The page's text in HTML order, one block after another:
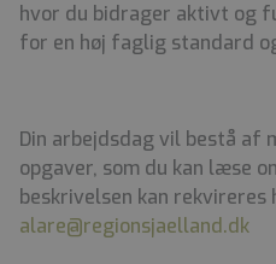
hvor du bidrager aktivt og
for en høj faglig standard
Din arbejdsdag vil bestå af
opgaver, som du kan læse
beskrivelsen kan rekvireres
alare@regionsjaelland.dk